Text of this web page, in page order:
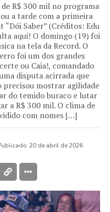
R$ 300 mil no programa
a tarde com a primeira
Saber” (Créditos: Edu
aqui! O domingo (19) foi
na tela da Record. O
foi um dos grandes
ou Caia!, comandado
disputa acirrada que
precisou mostrar agilidade
do temido buraco e lutar
a R$ 300 mil. O clima de
com nomes […]
20 de abril de 2026